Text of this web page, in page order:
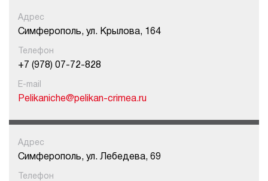
Адрес
Симферополь, ул. Крылова, 164
Телефон
+7 (978) 07-72-828
E-mail
Pelikaniche@pelikan-crimea.ru
Адрес
Симферополь, ул. Лебедева, 69
Телефон